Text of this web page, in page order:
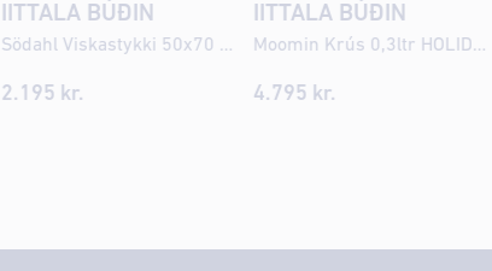
IITTALA BÚÐIN
Södahl Viskastykki 50x70 Tiles indigo
2.195 kr.
IITTALA BÚÐIN
Moomin Krús 0,3ltr HOLIDAY RUSH
4.795 kr.